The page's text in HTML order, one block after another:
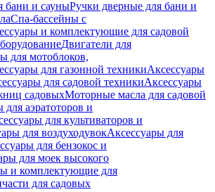
бани и сауныРучки дверные для бани и
Спа-бассейны с
и комплектующие для садовой
Двигатели для
для мотоблоков,
для газонной техникиАксессуары
для садовой техникиАксессуары
садовыхМоторные масла для садовой
для аэратоторов и
для культиваторов и
для воздуходувокАксессуары для
для бензокос и
для моек высокого
и комплектующие для
для садовых